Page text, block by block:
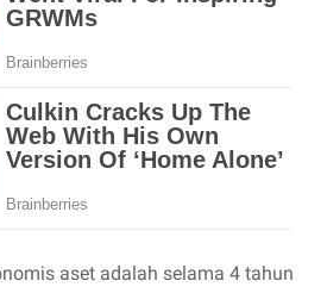
aset adalah selama 4 tahun